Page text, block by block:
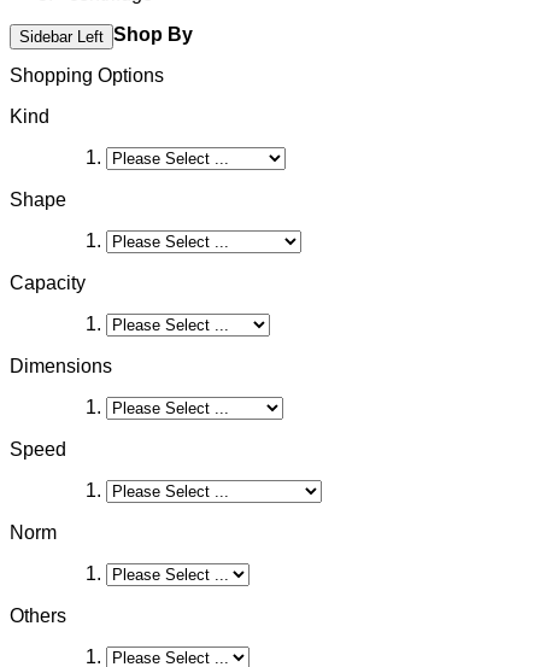
Sidebar Left Shop By
Shopping Options
Kind
Shape
Capacity
Dimensions
Speed
Norm
Others